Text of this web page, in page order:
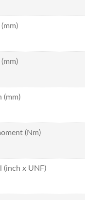
(mm)
(Nm)
(inch x UNF)